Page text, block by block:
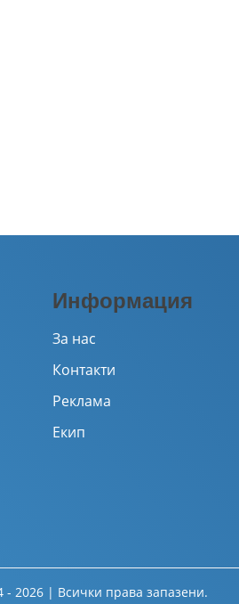
Информация
За нас
Контакти
Реклама
Екип
2026 | Всички права запазени.